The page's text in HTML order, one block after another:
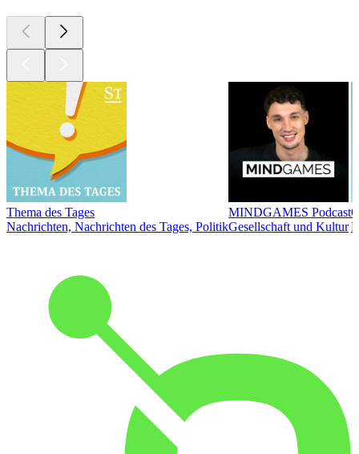
Thema des Tages
Nachrichten, Nachrichten des Tages, Politik
MINDGAMES Podcast
Gesellschaft und Kultur